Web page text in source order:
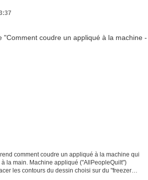
comment coudre un appliqué à la machine qui
la main. Machine appliqué ("AllPeopleQuilt")
les contours du dessin choisi sur du "freezer